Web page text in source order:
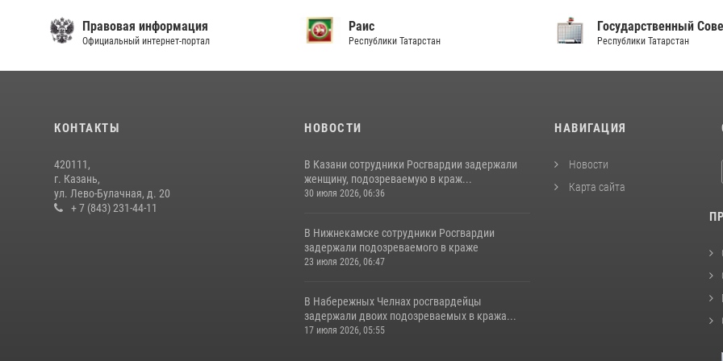
Правовая информация
Официальный интернет-портал
Раис
Республики Татарстан
Государственный
Республики Татарстан
КОНТАКТЫ
420111,
г. Казань,
ул. Лево-Булачная, д. 20
+ 7 (843) 231-44-11
НОВОСТИ
В Казани сотрудники Росгвардии задержали
женщину, подозреваемую в краж...
30 июля 2026, 06:36
В Нижнекамске сотрудники Росгвардии
задержали подозреваемого в краже
23 июля 2026, 06:47
В Набережных Челнах росгвардейцы
задержали двоих подозреваемых в кража...
17 июля 2026, 05:55
НАВИГАЦИЯ
Новости
Карта сайта